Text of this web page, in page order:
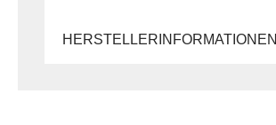
HERSTELLERINFORMATIONEN